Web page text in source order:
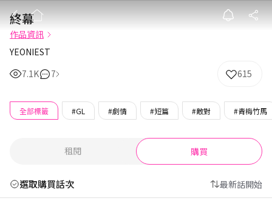
終幕
終幕
作品資訊
YEONIEST
7.1K
7 615
全部標籤 #GL #劇情 #短篇 #敵對 #青梅竹馬
租閱 購買
選取購買話次 最新話開始